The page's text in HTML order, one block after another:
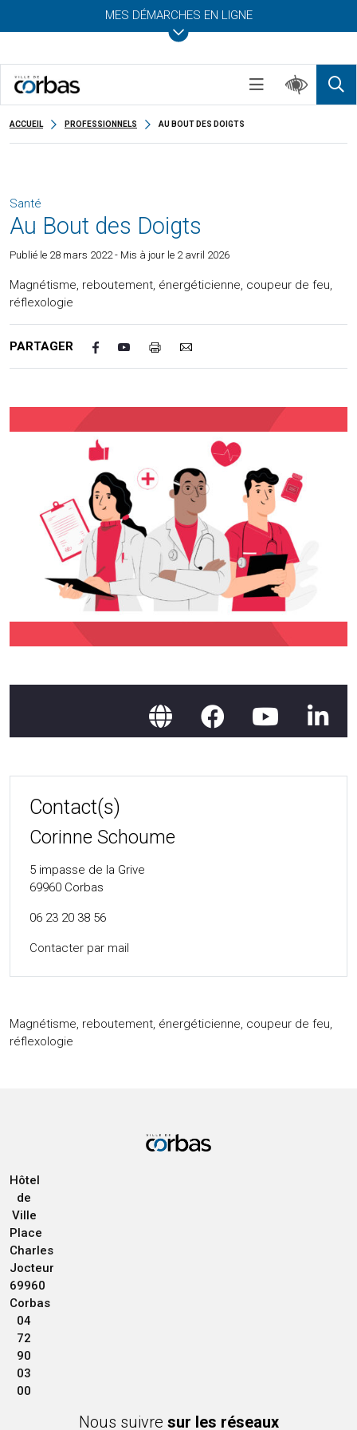
MES DÉMARCHES EN LIGNE
ACCUEIL PROFESSIONNELS AU BOUT DES DOIGTS
Santé
Au Bout des Doigts
Publié le 28 mars 2022- Mis à jour le 2 avril 2026
Magnétisme, reboutement, énergéticienne, coupeur de feu,
réflexologie
PARTAGER
Contact(s)
Corinne Schoume
5 impasse de la Grive
69960 Corbas
06 23 20 38 56
Contacter par mail
Magnétisme, reboutement, énergéticienne, coupeur de feu,
réflexologie
Hôtel
de
Ville
Place
Charles
Jocteur
69960
Corbas
04
72
90
03
00
Nous suivre sur les réseaux